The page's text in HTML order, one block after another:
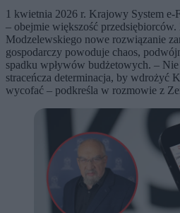
1 kwietnia 2026 r. Krajowy System
– obejmie większość
Modzelewskiego nowe rozwiązanie
gospodarczy powoduje chaos,
spadku wpływów budżetowych. –
straceńcza determinacja, by wdrożyć
wycofać – podkreśla w rozmowie z